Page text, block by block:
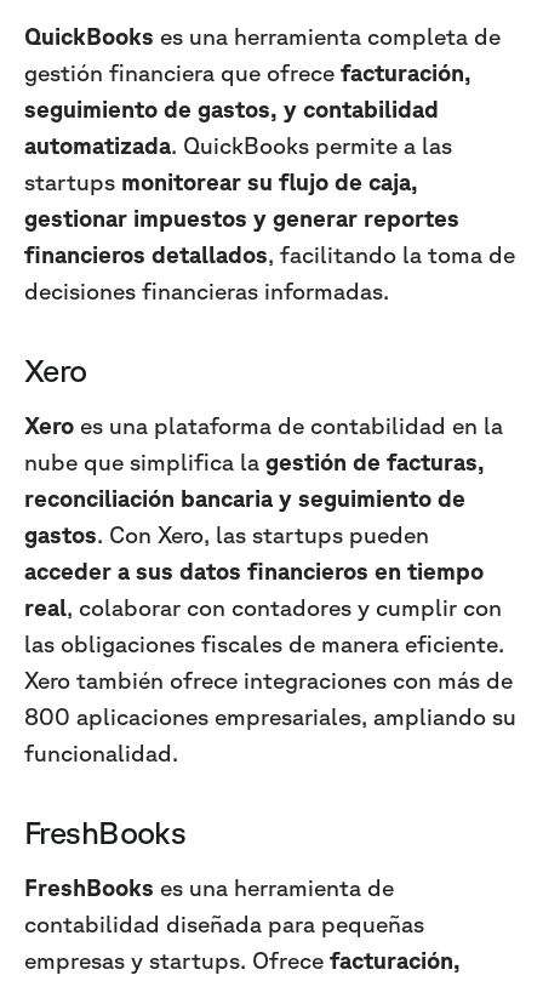
QuickBooks es una herramienta completa de
gestión financiera que ofrece facturación,
seguimiento de gastos, y contabilidad
automatizada. QuickBooks permite a las
startups monitorear su flujo de caja,
gestionar impuestos y generar reportes
financieros detallados, facilitando la toma de
decisiones financieras informadas.
Xero
Xero es una plataforma de contabilidad en la
nube que simplifica la gestión de facturas,
reconciliación bancaria y seguimiento de
gastos. Con Xero, las startups pueden
acceder a sus datos financieros en tiempo
real, colaborar con contadores y cumplir con
las obligaciones fiscales de manera eficiente.
Xero también ofrece integraciones con más de
800 aplicaciones empresariales, ampliando su
funcionalidad.
FreshBooks
FreshBooks es una herramienta de
contabilidad diseñada para pequeñas
empresas y startups. Ofrece facturación,